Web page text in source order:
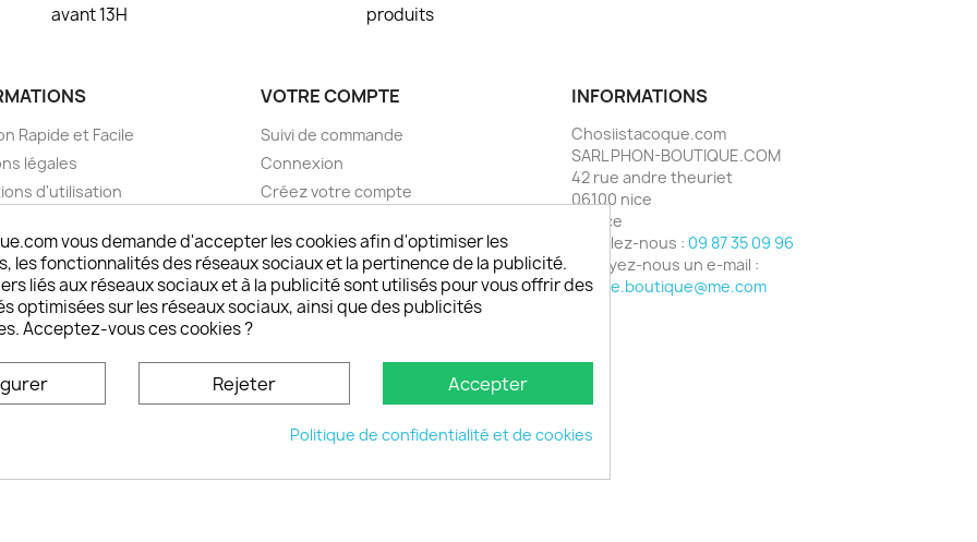
avant 13H
produits
Rapide et Facile
légales
d'utilisation
sécurisé choisistacoque
et remboursements
DOM TOM et outremer
personnaliser son
VOTRE COMPTE
Suivi de commande
Connexion
Créez votre compte
INFORMATIONS
Chosiistacoque.com
SARL PHON-BOUTIQUE.COM
42 rue andre theuriet
06100 nice
France
Appelez-nous : 09 87 35 09 96
Envoyez-nous un e-mail :
phone.boutique@me.com
© 2026 - choisistacoque.com
vous demande d'accepter les cookies afin d'optimiser les
les fonctionnalités des réseaux sociaux et la pertinence de la publicité.
liés aux réseaux sociaux et à la publicité sont utilisés pour vous offrir des
optimisées sur les réseaux sociaux, ainsi que des publicités
Acceptez-vous ces cookies ?
Rejeter Accepter
Politique de confidentialité et de cookies